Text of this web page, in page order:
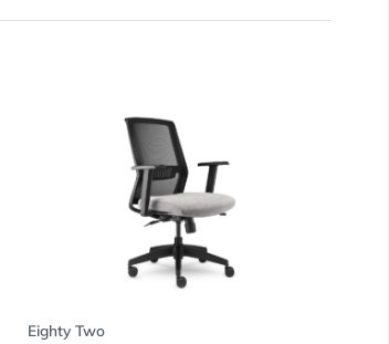
Eighty Two